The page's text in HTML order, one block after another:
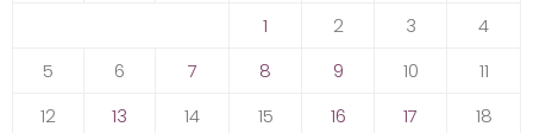
1
2 3
4
5
6 7 8 9 10
11
12
13 14 15 16 17 18